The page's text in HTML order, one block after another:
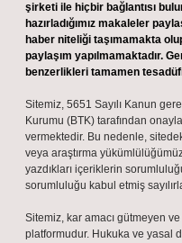
şirketi ile hiçbir bağlantısı
hazırladığımız makaleler
haber niteliği taşımamakta
paylaşım yapılmamaktadır.
benzerlikleri tamamen
Sitemiz, 5651 Sayılı Kanun
Kurumu (BTK) tarafından
vermektedir. Bu nedenle,
veya araştırma
yazdıkları içeriklerin
sorumluluğu kabul etmiş
Sitemiz, kar amacı gütmeyen
platformudur. Hukuka ve yasal